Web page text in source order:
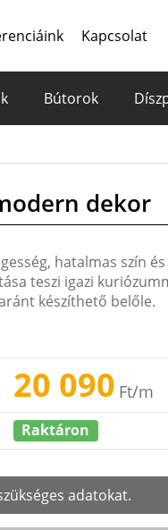
Kapcsolat
Bútorok
dekor
hatalmas szín
teszi igazi
készíthető belőle.
20 090 Ft/m
Raktáron
adatokat.